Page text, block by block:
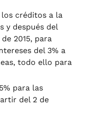
los créditos a la
y después del
2015, para
del 3% a
todo ello para
para las
del 2 de